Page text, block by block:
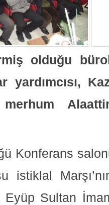
olduğu
yardımcısı,
Konferans
istiklal
Eyüp Sultan